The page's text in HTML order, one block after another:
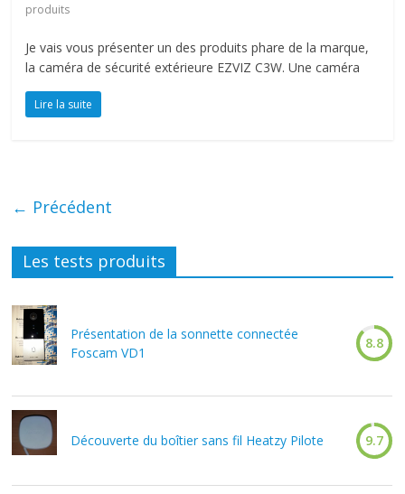
produits
Je vais vous présenter un des produits phare de la marque,
la caméra de sécurité extérieure EZVIZ C3W. Une caméra
Lire la suite
← Précédent
Les tests produits
Présentation de la sonnette connectée
Foscam VD1
8.8
Découverte du boîtier sans fil Heatzy Pilote 9.7